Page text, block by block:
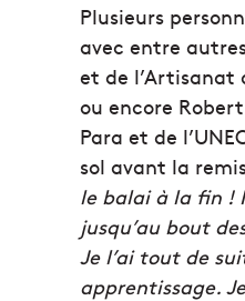
Plusieurs
avec entre
et de l’Artisanat
ou encore
Para et de
sol avant la
le balai à la fin !
jusqu’au bout
Je l’ai tout de
apprentissage.